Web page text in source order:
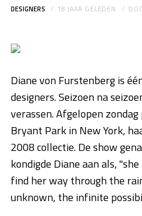
DESIGNERS 18 JAAR GELEDEN
Diane von Furstenberg is
designers. Seizoen na
verassen. Afgelopen
Bryant Park in New York,
2008 collectie. De show
kondigde Diane aan als,
find her way through the
unknown, the infinite